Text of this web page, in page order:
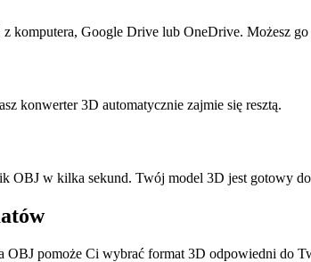
Google Drive lub OneDrive. Możesz go
konwerter 3D automatycznie zajmie się resztą.
w kilka sekund. Twój model 3D jest gotowy
pomoże Ci wybrać format 3D odpowiedni do